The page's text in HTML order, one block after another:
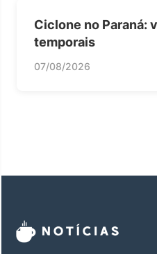
Ciclone no Paraná:
temporais
07/08/2026